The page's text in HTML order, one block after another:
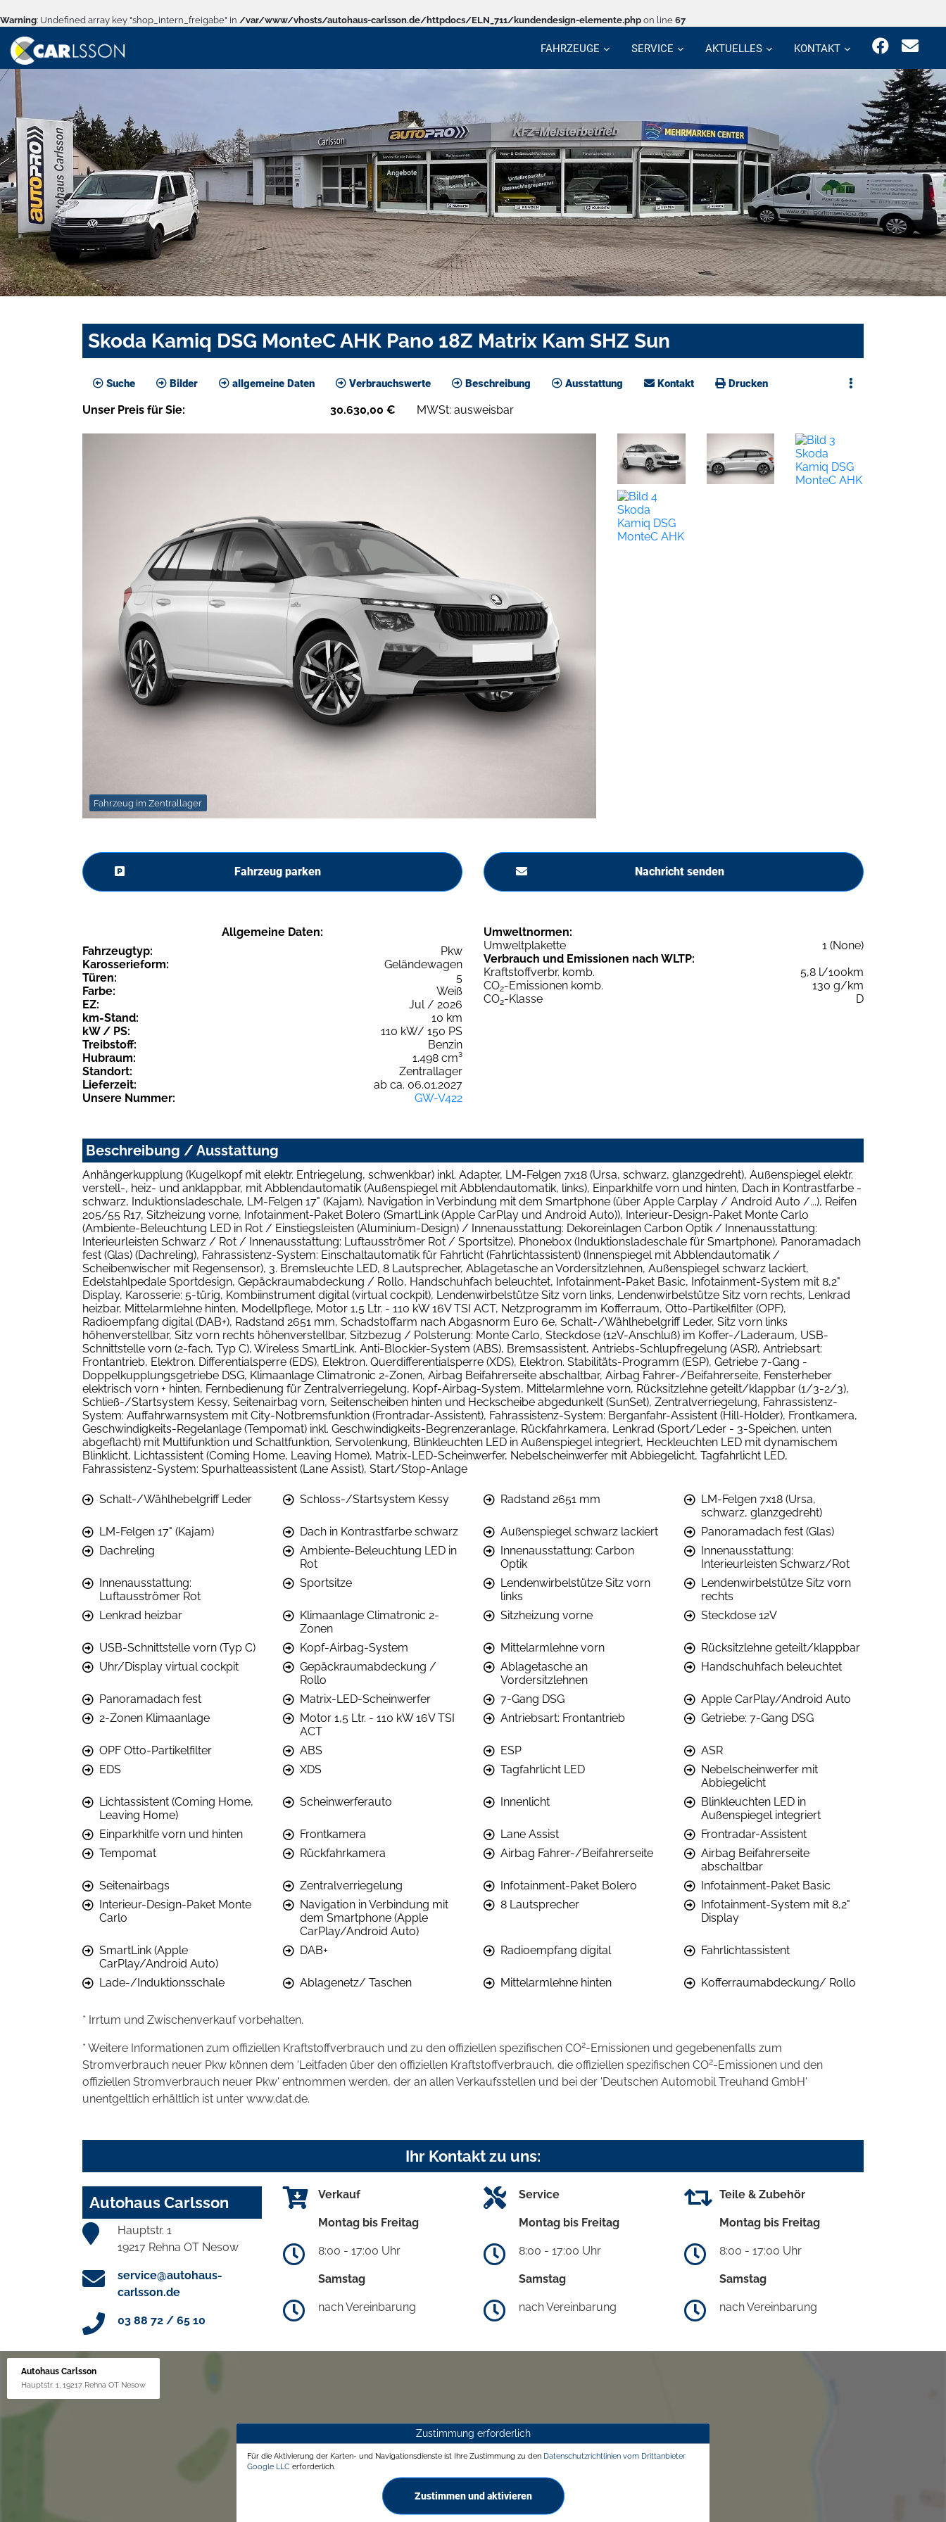
Warning: Undefined array key "shop_intern_freigabe" in /var/www/vhosts/autohaus-carlsson.de/httpdocs/ELN_711/kundendesign-elemente.php on line 67
FAHRZEUGE SERVICE AKTUELLES KONTAKT
Skoda Kamiq DSG MonteC AHK Pano 18Z Matrix Kam SHZ Sun
Suche Bilder allgemeine Daten Verbrauchswerte Beschreibung Ausstattung Kontakt Drucken
Unser Preis für Sie: 30.630,00 € MWSt: ausweisbar
Fahrzeug im Zentrallager
Fahrzeug parken Nachricht senden
Allgemeine Daten:
Fahrzeugtyp:
Pkw
Karosserieform:
Geländewagen
Türen:
5
Farbe:
Weiß
EZ:
Jul / 2026
km-Stand:
10 km
kW / PS:
110 kW/ 150 PS
Treibstoff:
Benzin
Hubraum:
1.498 cm³
Standort:
Zentrallager
Lieferzeit:
ab ca. 06.01.2027
Unsere Nummer:
GW-V422
Umweltnormen:
Umweltplakette
1 (None)
Verbrauch und Emissionen nach WLTP:
Kraftstoffverbr. komb.
5,8 l/100km
CO2-Emissionen komb.
130 g/km
CO2-Klasse D
Beschreibung / Ausstattung
Anhängerkupplung (Kugelkopf mit elektr. Entriegelung, schwenkbar) inkl. Adapter, LM-Felgen 7x18 (Ursa, schwarz, glanzgedreht), Außenspiegel elektr.
verstell-, heiz- und anklappbar, mit Abblendautomatik (Außenspiegel mit Abblendautomatik, links), Einparkhilfe vorn und hinten, Dach in Kontrastfarbe -
schwarz, Induktionsladeschale, LM-Felgen 17" (Kajam), Navigation in Verbindung mit dem Smartphone (über Apple Carplay / Android Auto /...), Reifen
205/55 R17, Sitzheizung vorne, Infotainment-Paket Bolero (SmartLink (Apple CarPlay und Android Auto)), Interieur-Design-Paket Monte Carlo
(Ambiente-Beleuchtung LED in Rot / Einstiegsleisten (Aluminium-Design) / Innenausstattung: Dekoreinlagen Carbon Optik / Innenausstattung:
Interieurleisten Schwarz / Rot / Innenausstattung: Luftausströmer Rot / Sportsitze), Phonebox (Induktionsladeschale für Smartphone), Panoramadach
fest (Glas) (Dachreling), Fahrassistenz-System: Einschaltautomatik für Fahrlicht (Fahrlichtassistent) (Innenspiegel mit Abblendautomatik /
Scheibenwischer mit Regensensor), 3. Bremsleuchte LED, 8 Lautsprecher, Ablagetasche an Vordersitzlehnen, Außenspiegel schwarz lackiert,
Edelstahlpedale Sportdesign, Gepäckraumabdeckung / Rollo, Handschuhfach beleuchtet, Infotainment-Paket Basic, Infotainment-System mit 8,2"
Display, Karosserie: 5-türig, Kombiinstrument digital (virtual cockpit), Lendenwirbelstütze Sitz vorn links, Lendenwirbelstütze Sitz vorn rechts, Lenkrad
heizbar, Mittelarmlehne hinten, Modellpflege, Motor 1,5 Ltr. - 110 kW 16V TSI ACT, Netzprogramm im Kofferraum, Otto-Partikelfilter (OPF),
Radioempfang digital (DAB+), Radstand 2651 mm, Schadstoffarm nach Abgasnorm Euro 6e, Schalt-/Wählhebelgriff Leder, Sitz vorn links
höhenverstellbar, Sitz vorn rechts höhenverstellbar, Sitzbezug / Polsterung: Monte Carlo, Steckdose (12V-Anschluß) im Koffer-/Laderaum, USB-
Schnittstelle vorn (2-fach, Typ C), Wireless SmartLink, Anti-Blockier-System (ABS), Bremsassistent, Antriebs-Schlupfregelung (ASR), Antriebsart:
Frontantrieb, Elektron. Differentialsperre (EDS), Elektron. Querdifferentialsperre (XDS), Elektron. Stabilitäts-Programm (ESP), Getriebe 7-Gang -
Doppelkupplungsgetriebe DSG, Klimaanlage Climatronic 2-Zonen, Airbag Beifahrerseite abschaltbar, Airbag Fahrer-/Beifahrerseite, Fensterheber
elektrisch vorn + hinten, Fernbedienung für Zentralverriegelung, Kopf-Airbag-System, Mittelarmlehne vorn, Rücksitzlehne geteilt/klappbar (1/3-2/3),
Schließ-/Startsystem Kessy, Seitenairbag vorn, Seitenscheiben hinten und Heckscheibe abgedunkelt (SunSet), Zentralverriegelung, Fahrassistenz-
System: Auffahrwarnsystem mit City-Notbremsfunktion (Frontradar-Assistent), Fahrassistenz-System: Berganfahr-Assistent (Hill-Holder), Frontkamera,
Geschwindigkeits-Regelanlage (Tempomat) inkl. Geschwindigkeits-Begrenzeranlage, Rückfahrkamera, Lenkrad (Sport/Leder - 3-Speichen, unten
abgeflacht) mit Multifunktion und Schaltfunktion, Servolenkung, Blinkleuchten LED in Außenspiegel integriert, Heckleuchten LED mit dynamischem
Blinklicht, Lichtassistent (Coming Home, Leaving Home), Matrix-LED-Scheinwerfer, Nebelscheinwerfer mit Abbiegelicht, Tagfahrlicht LED,
Fahrassistenz-System: Spurhalteassistent (Lane Assist), Start/Stop-Anlage
Schalt-/Wählhebelgriff Leder Schloss-/Startsystem Kessy Radstand 2651 mm
LM-Felgen 7x18 (Ursa,
schwarz, glanzgedreht)
LM-Felgen 17" (Kajam)
Dach in Kontrastfarbe schwarz Außenspiegel schwarz lackiert
Panoramadach fest (Glas)
Dachreling
Ambiente-Beleuchtung LED in
Rot
Innenausstattung: Carbon
Optik
Innenausstattung:
Interieurleisten Schwarz/Rot
Innenausstattung:
Luftausströmer Rot
Sportsitze
Lendenwirbelstütze Sitz vorn
links
Lendenwirbelstütze Sitz vorn
rechts
Lenkrad heizbar
Klimaanlage Climatronic 2-
Zonen
Sitzheizung vorne Steckdose 12V
USB-Schnittstelle vorn (Typ C) Kopf-Airbag-System Mittelarmlehne vorn
Rücksitzlehne geteilt/klappbar
Uhr/Display virtual cockpit
Gepäckraumabdeckung /
Rollo
Ablagetasche an
Vordersitzlehnen
Handschuhfach beleuchtet
Panoramadach fest Matrix-LED-Scheinwerfer 7-Gang DSG
Apple CarPlay/Android Auto
2-Zonen Klimaanlage
Motor 1,5 Ltr. - 110 kW 16V TSI
ACT
Antriebsart: Frontantrieb Getriebe: 7-Gang DSG
OPF Otto-Partikelfilter ABS ESP
ASR
EDS
XDS Tagfahrlicht LED
Nebelscheinwerfer mit
Abbiegelicht
Lichtassistent (Coming Home,
Leaving Home)
Scheinwerferauto Innenlicht
Blinkleuchten LED in
Außenspiegel integriert
Einparkhilfe vorn und hinten
Frontkamera Lane Assist
Frontradar-Assistent
Tempomat
Rückfahrkamera Airbag Fahrer-/Beifahrerseite
Airbag Beifahrerseite
abschaltbar
Seitenairbags
Zentralverriegelung Infotainment-Paket Bolero
Infotainment-Paket Basic
Interieur-Design-Paket Monte
Carlo
Navigation in Verbindung mit
dem Smartphone (Apple
CarPlay/Android Auto)
8 Lautsprecher
Infotainment-System mit 8,2"
Display
SmartLink (Apple
CarPlay/Android Auto)
DAB+ Radioempfang digital Fahrlichtassistent
Lade-/Induktionsschale Ablagenetz/ Taschen Mittelarmlehne hinten Kofferraumabdeckung/ Rollo
* Irrtum und Zwischenverkauf vorbehalten.
* Weitere Informationen zum offiziellen Kraftstoffverbrauch und zu den offiziellen spezifischen CO2-Emissionen und gegebenenfalls zum
Stromverbrauch neuer Pkw können dem 'Leitfaden über den offiziellen Kraftstoffverbrauch, die offiziellen spezifischen CO2-Emissionen und den
offiziellen Stromverbrauch neuer Pkw' entnommen werden, der an allen Verkaufsstellen und bei der 'Deutschen Automobil Treuhand GmbH'
unentgeltlich erhältlich ist unter www.dat.de.
Ihr Kontakt zu uns:
Autohaus Carlsson
Hauptstr. 1
19217 Rehna OT Nesow
service@autohaus-
carlsson.de
03 88 72 / 65 10
Verkauf
Montag bis Freitag
8:00 - 17:00 Uhr
Samstag
nach Vereinbarung
Service
Montag bis Freitag
8:00 - 17:00 Uhr
Samstag
nach Vereinbarung
Teile & Zubehör
Montag bis Freitag
8:00 - 17:00 Uhr
Samstag
nach Vereinbarung
Autohaus Carlsson
Hauptstr. 1, 19217 Rehna OT Nesow
Zustimmung erforderlich
Für die Aktivierung der Karten- und Navigationsdienste ist Ihre Zustimmung zu den Datenschutzrichtlinien vom Drittanbieter
Google LLC erforderlich.
Zustimmen und aktivieren